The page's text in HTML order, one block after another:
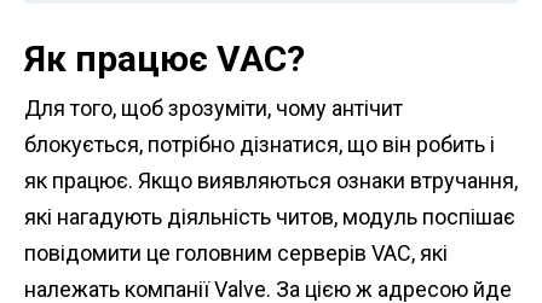
Як працює VAC?
Для того, щоб зрозуміти, чому антічит
блокується, потрібно дізнатися, що він робить і
як працює. Якщо виявляються ознаки втручання,
які нагадують діяльність читов, модуль поспішає
повідомити це головним серверів VAC, які
належать компанії Valve. За цією ж адресою йде